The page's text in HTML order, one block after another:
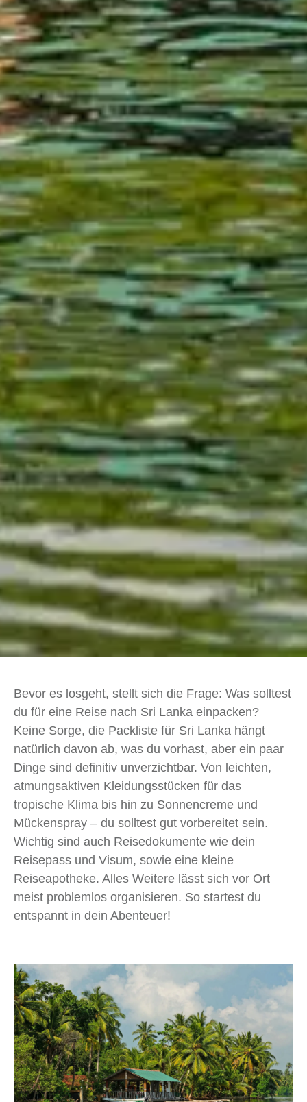
Bevor es losgeht, stellt sich die Frage: Was solltest
du für eine Reise nach Sri Lanka einpacken?
Keine Sorge, die Packliste für Sri Lanka hängt
natürlich davon ab, was du vorhast, aber ein paar
Dinge sind definitiv unverzichtbar. Von leichten,
atmungsaktiven Kleidungsstücken für das
tropische Klima bis hin zu Sonnencreme und
Mückenspray – du solltest gut vorbereitet sein.
Wichtig sind auch Reisedokumente wie dein
Reisepass und Visum, sowie eine kleine
Reiseapotheke. Alles Weitere lässt sich vor Ort
meist problemlos organisieren. So startest du
entspannt in dein Abenteuer!